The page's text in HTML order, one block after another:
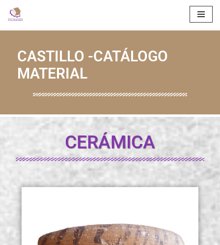
contenido
CASTILLO -CATÁLOGO
MATERIAL
CERÁMICA